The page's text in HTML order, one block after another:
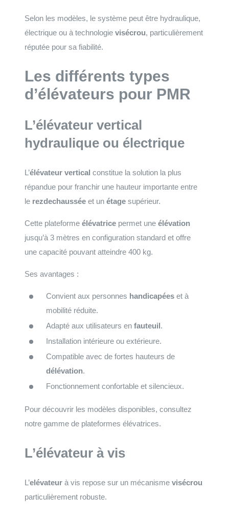
Selon les modèles, le système peut être hydraulique,
électrique ou à technologie visécrou, particulièrement
réputée pour sa fiabilité.
Les différents types
d’élévateurs pour PMR
L’élévateur vertical
hydraulique ou électrique
L’élévateur vertical constitue la solution la plus
répandue pour franchir une hauteur importante entre
le rezdechaussée et un étage supérieur.
Cette plateforme élévatrice permet une élévation
jusqu’à 3 mètres en configuration standard et offre
une capacité pouvant atteindre 400 kg.
Ses avantages :
Convient aux personnes handicapées et à
mobilité réduite.
Adapté aux utilisateurs en fauteuil.
Installation intérieure ou extérieure.
Compatible avec de fortes hauteurs de
délévation.
Fonctionnement confortable et silencieux.
Pour découvrir les modèles disponibles, consultez
notre gamme de plateformes élévatrices.
L’élévateur à vis
L’elévateur à vis repose sur un mécanisme visécrou
particulièrement robuste.